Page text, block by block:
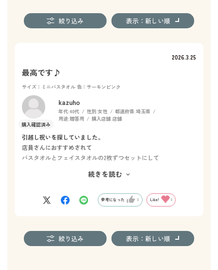
絞り込み 表示：新しい順
2026.3.25
最高です♪
サイズ：ミニバスタオル 色：サーモンピンク
kazuho
年代:40代 性別:女性 都道府県:埼玉県
用途:贈答用 購入店舗:店舗
引越し祝いを探していました。
店員さんにおすすめされて
バスタオルとフェイスタオルの2枚ずつセットにして
とてもきれいにラッピングしていただき
ありがとうございます。
続きを読む
参考になった 0 Like! 0
絞り込み 表示：新しい順